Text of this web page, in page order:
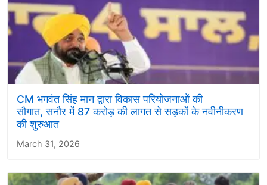
CM भगवंत सिंह मान द्वारा विकास परियोजनाओं की
सौगात, सनौर में 87 करोड़ की लागत से सड़कों के नवीनीकरण
की शुरुआत
March 31, 2026